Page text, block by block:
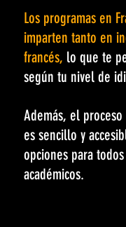
Los programas en
imparten tanto en
francés, lo que te
según tu nivel de
Además, el
es sencillo y
opciones para
académicos.